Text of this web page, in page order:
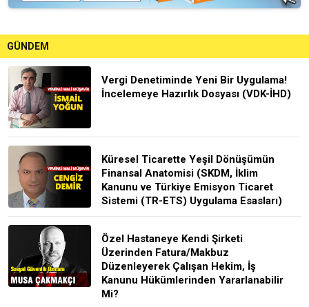
GÜNDEM
Vergi Denetiminde Yeni Bir Uygulama!
İncelemeye Hazırlık Dosyası (VDK-İHD)
Küresel Ticarette Yeşil Dönüşümün
Finansal Anatomisi (SKDM, İklim
Kanunu ve Türkiye Emisyon Ticaret
Sistemi (TR-ETS) Uygulama Esasları)
Özel Hastaneye Kendi Şirketi
Üzerinden Fatura/Makbuz
Düzenleyerek Çalışan Hekim, İş
Kanunu Hükümlerinden Yararlanabilir
Mi?